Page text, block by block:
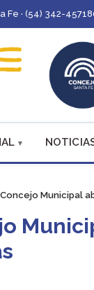
Fe · (54) 342-
Municipal